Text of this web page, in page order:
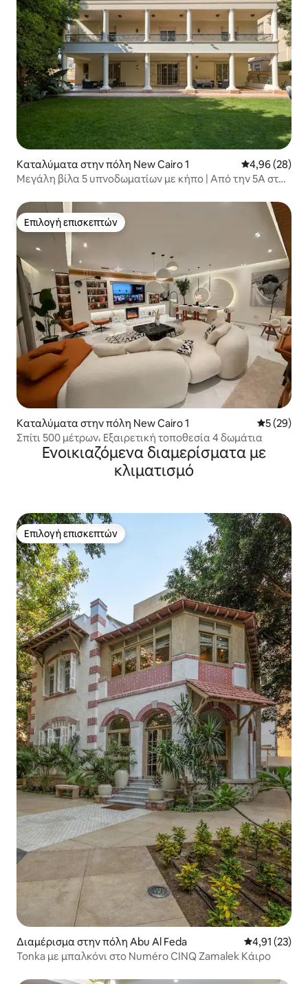
Καταλύματα στην πόλη New Cairo 1 Μέση
4,96 (28)
Μεγάλη βίλα 5 υπνοδωματίων με κήπο | Από την 5Α στο
Επιλογή επισκεπτών
Επιλογή επισκεπτών
Καταλύματα στην πόλη New Cairo 1 Μέση
5 (29)
Σπίτι 500 μέτρων، Εξαιρετική τοποθεσία 4 δωμάτια
Ενοικιαζόμενα διαμερίσματα με
κλιματισμό
Επιλογή επισκεπτών
Επιλογή επισκεπτών
Διαμέρισμα στην πόλη Abu Al Feda Μέση
4,91 (23)
Tonka με μπαλκόνι στο Numéro CINQ Zamalek Κάιρο